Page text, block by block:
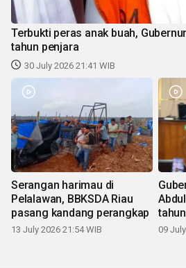
Terbukti peras anak buah,
tahun penjara
30 July 2026 21:41 WIB
Serangan harimau di
Pelalawan, BBKSDA Riau
pasang kandang perangkap
13 July 2026 21:54 WIB 09